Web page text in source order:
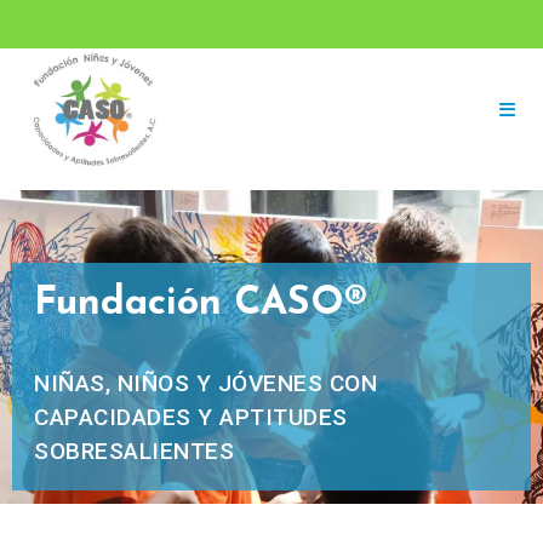
Fundación CASO®
NIÑAS, NIÑOS Y JÓVENES CON
CAPACIDADES Y APTITUDES
SOBRESALIENTES